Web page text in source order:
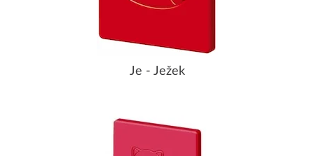
Je - Ježek